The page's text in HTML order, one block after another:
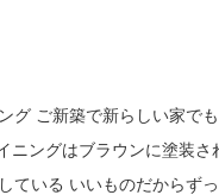
グ ご新築で新らしい家で
ニングはブラウンに塗装さ
ている いいものだからず